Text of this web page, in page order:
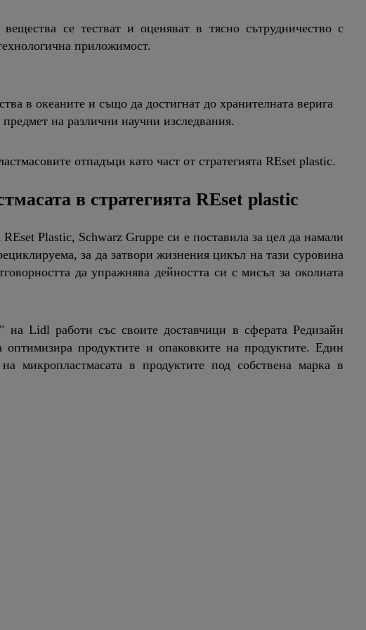
се тестват и оценяват в тясно сътрудничество с
приложимост.
в океаните и също да достигнат до хранителната верига
на различни научни изследвания.
отпадъци като част от стратегията REset plastic.
в стратегията REset plastic
REset Plastic, Schwarz Gruppe си е поставила за цел да намали
за да затвори жизнения цикъл на тази суровина
да упражнява дейността си с мисъл за околната
на Lidl работи със своите доставчици в сферата Редизайн
оптимизира продуктите и опаковките на продуктите. Един
микропластмасата в продуктите под собствена марка в